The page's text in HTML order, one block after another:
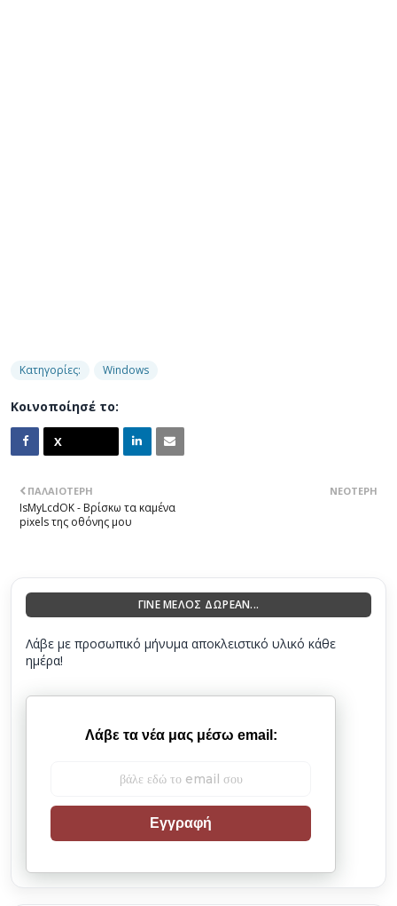
Κατηγορίες: Windows
Κοινοποίησέ το:
ΝΕΌΤΕΡΗ
ΠΑΛΑΙΌΤΕΡΗ
IsMyLcdOK - Βρίσκω τα καμένα
pixels της οθόνης μου
ΓΙΝΕ ΜΕΛΟΣ ΔΩΡΕΑΝ...
Λάβε με προσωπικό μήνυμα αποκλειστικό υλικό κάθε
ημέρα!
Λάβε τα νέα μας μέσω email:
Εγγραφή